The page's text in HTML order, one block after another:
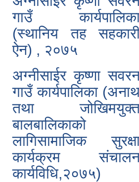
गाउँ
(स्थानिय तह
ऐन) , २०७५
अग्नीसाईर कृष्णा
गाउँ कार्यपालिका
तथा
बालबालिकाको
लागिसामाजिक
कार्यक्रम
कार्यविधि,२०७५)